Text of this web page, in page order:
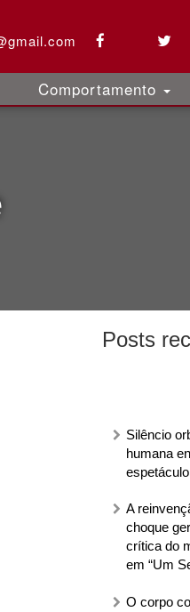
Comportamento
Posts
Silêncio
humana
espetáculo
A
choque
crítica do
em “Um
O corpo